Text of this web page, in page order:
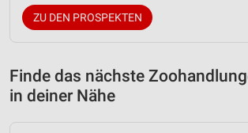
ZU DEN PROSPEKTEN
Finde das nächste
in deiner Nähe